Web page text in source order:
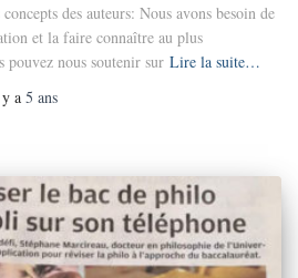
des auteurs: Nous avons besoin de
et la faire connaître au plus
pouvez nous soutenir sur Lire la suite…
a 5 ans